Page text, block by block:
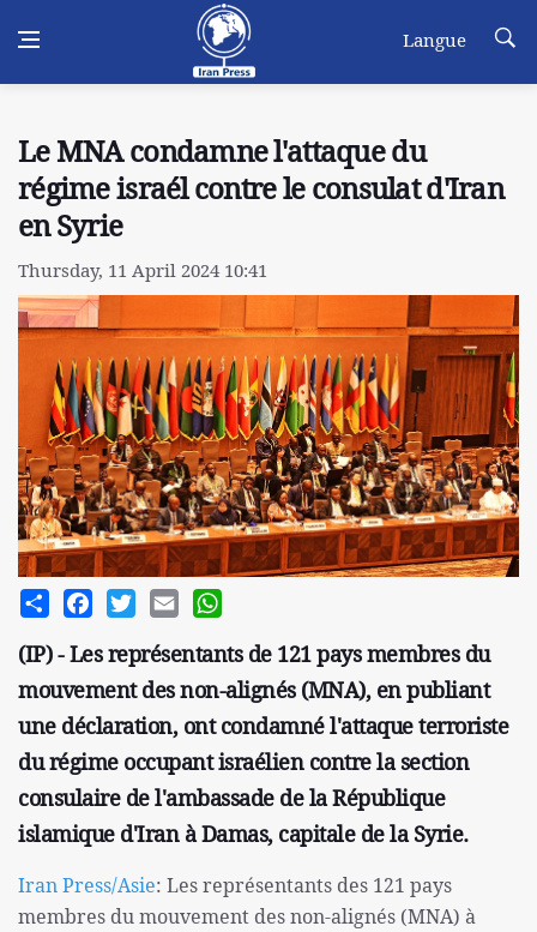
Langue
Le MNA condamne l'attaque du
régime israél contre le consulat d'Iran
en Syrie
Thursday, 11 April 2024 10:41
Share FacebookTwitterEmail
(IP) - Les représentants de 121 pays membres du
mouvement des non-alignés (MNA), en publiant
une déclaration, ont condamné l'attaque terroriste
du régime occupant israélien contre la section
consulaire de l'ambassade de la République
islamique d'Iran à Damas, capitale de la Syrie.
Iran Press/Asie: Les représentants des 121 pays
membres du mouvement des non-alignés (MNA) à